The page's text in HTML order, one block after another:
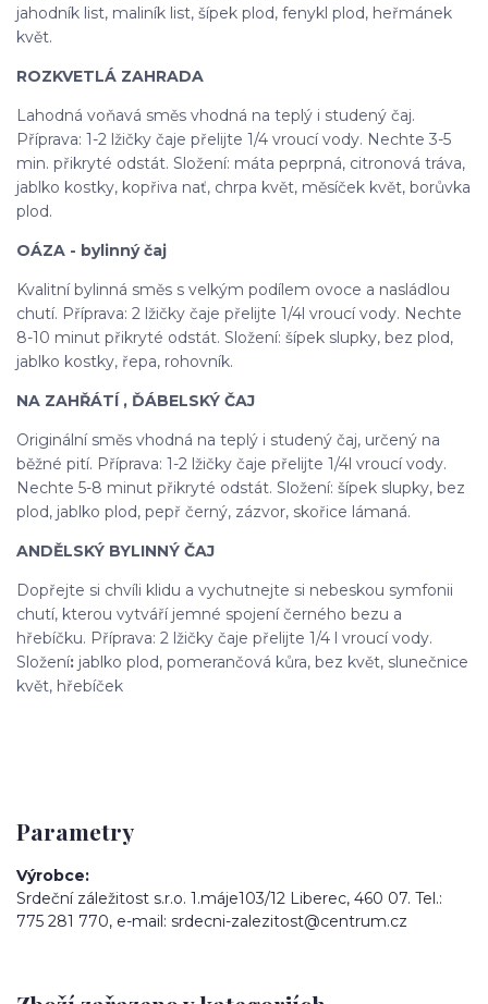
jahodník list, maliník list, šípek plod, fenykl plod, heřmánek
květ.
ROZKVETLÁ ZAHRADA
Lahodná voňavá směs vhodná na teplý i studený čaj.
Příprava: 1-2 lžičky čaje přelijte 1/4 vroucí vody. Nechte 3-5
min. přikryté odstát. Složení: máta peprpná, citronová tráva,
jablko kostky, kopřiva nať, chrpa květ, měsíček květ, borůvka
plod.
OÁZA - bylinný čaj
Kvalitní bylinná směs s velkým podílem ovoce a nasládlou
chutí. Příprava: 2 lžičky čaje přelijte 1/4l vroucí vody. Nechte
8-10 minut přikryté odstát. Složení: šípek slupky, bez plod,
jablko kostky, řepa, rohovník.
NA ZAHŘÁTÍ , ĎÁBELSKÝ ČAJ
Originální směs vhodná na teplý i studený čaj, určený na
běžné pití. Příprava: 1-2 lžičky čaje přelijte 1/4l vroucí vody.
Nechte 5-8 minut přikryté odstát. Složení: šípek slupky, bez
plod, jablko plod, pepř černý, zázvor, skořice lámaná.
ANDĚLSKÝ BYLINNÝ ČAJ
Dopřejte si chvíli klidu a vychutnejte si nebeskou symfonii
chutí, kterou vytváří jemné spojení černého bezu a
hřebíčku. Příprava: 2 lžičky čaje přelijte 1/4 l vroucí vody.
Složení: jablko plod, pomerančová kůra, bez květ, slunečnice
květ, hřebíček
Parametry
Výrobce
Srdeční záležitost s.r.o. 1.máje103/12 Liberec, 460 07. Tel.:
775 281 770, e-mail: srdecni-zalezitost@centrum.cz